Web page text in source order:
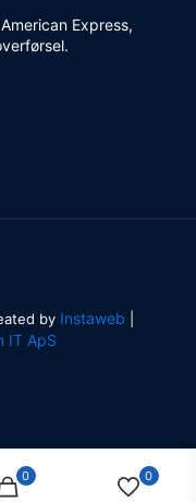
Express,
by Instaweb
IT ApS
0 0